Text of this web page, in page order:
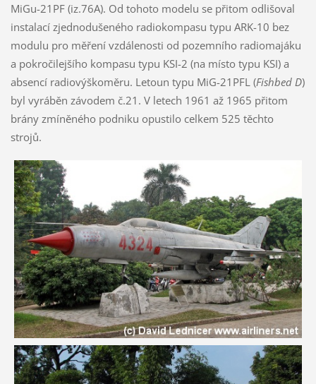
MiGu-21PF (iz.76A). Od tohoto modelu se přitom odlišoval
instalací zjednodušeného radiokompasu typu ARK-10 bez
modulu pro měření vzdálenosti od pozemního radiomajáku
a pokročilejšího kompasu typu KSI-2 (na místo typu KSI) a
absencí radiovýškoměru. Letoun typu MiG-21PFL (Fishbed D)
byl vyráběn závodem č.21. V letech 1961 až 1965 přitom
brány zmíněného podniku opustilo celkem 525 těchto
strojů.